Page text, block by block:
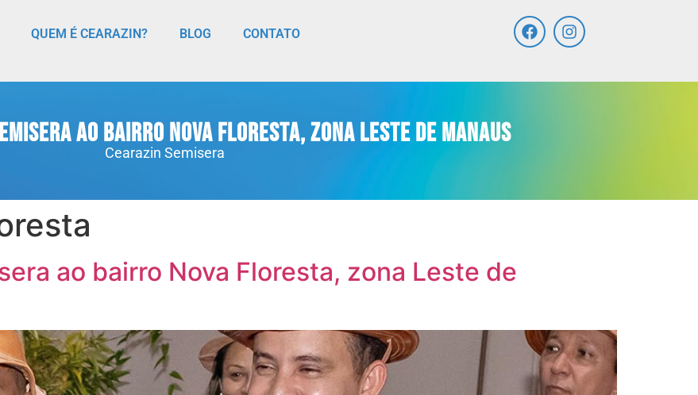
QUEM É CEARAZIN? BLOG CONTATO
ao bairro Nova Floresta, zona Leste de Manaus
Cearazin Semisera
ao bairro Nova Floresta, zona Leste de